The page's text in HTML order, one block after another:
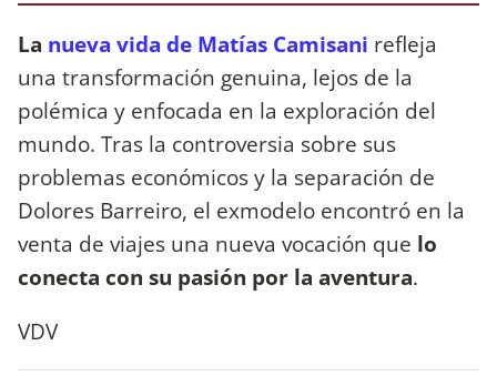
La nueva vida de Matías Camisani refleja
una transformación genuina, lejos de la
polémica y enfocada en la exploración del
mundo. Tras la controversia sobre sus
problemas económicos y la separación de
Dolores Barreiro, el exmodelo encontró en la
venta de viajes una nueva vocación que lo
conecta con su pasión por la aventura.
VDV